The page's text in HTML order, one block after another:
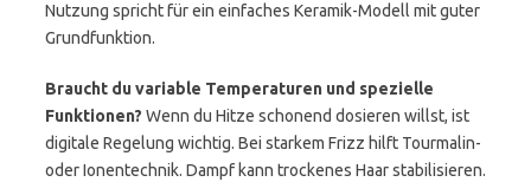
Nutzung spricht für ein einfaches Keramik-Modell mit guter
Grundfunktion.
Braucht du variable Temperaturen und spezielle
Funktionen? Wenn du Hitze schonend dosieren willst, ist
digitale Regelung wichtig. Bei starkem Frizz hilft Tourmalin-
oder Ionentechnik. Dampf kann trockenes Haar stabilisieren.